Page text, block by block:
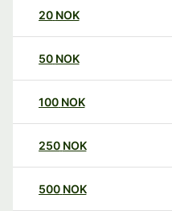
20 NOK
50 NOK
100 NOK
250 NOK
500 NOK